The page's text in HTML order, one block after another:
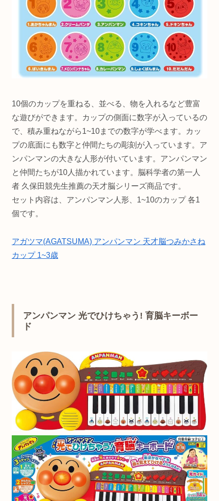
10個のカップを重ねる、並べる、物を入れるなど豊富
な遊びができます。カップの側面に数字が入っているの
で、積み重ねながら1~10までの数字が学べます。カッ
プの底面にも数字と仲間たちの彫刻が入っています。ア
ンパンマンの大きな人形が付いています。アンパンマン
と仲間たちが10人描かれています。脳科学者の第一人
者 久保田競先生推薦の天才脳シリーズ商品です。
セット内容は、アンパンマン人形、1~10のカップ 各1
個です。
アガツマ(AGATSUMA) アンパンマン 天才脳つみかさね
カップ 1~3歳
アンパンマン 光でひけちゃう! 育脳キーボー
ド